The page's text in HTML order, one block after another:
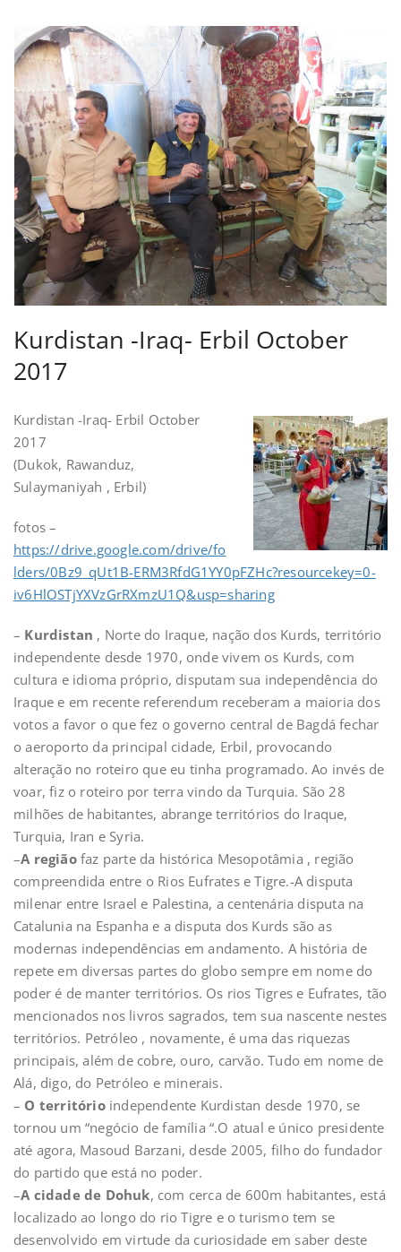
Kurdistan -Iraq- Erbil October
2017
Kurdistan -Iraq- Erbil October
2017
(Dukok, Rawanduz,
Sulaymaniyah , Erbil)
fotos –
https://drive.google.com/drive/fo
lders/0Bz9_qUt1B-ERM3RfdG1YY0pFZHc?resourcekey=0-
iv6HlOSTjYXVzGrRXmzU1Q&usp=sharing
– Kurdistan , Norte do Iraque, nação dos Kurds, território
independente desde 1970, onde vivem os Kurds, com
cultura e idioma próprio, disputam sua independência do
Iraque e em recente referendum receberam a maioria dos
votos a favor o que fez o governo central de Bagdá fechar
o aeroporto da principal cidade, Erbil, provocando
alteração no roteiro que eu tinha programado. Ao invés de
voar, fiz o roteiro por terra vindo da Turquia. São 28
milhões de habitantes, abrange territórios do Iraque,
Turquia, Iran e Syria.
–A regiãofaz parte da histórica Mesopotâmia , região
compreendida entre o Rios Eufrates e Tigre.-A disputa
milenar entre Israel e Palestina, a centenária disputa na
Catalunia na Espanha e a disputa dos Kurds são as
modernas independências em andamento. A história de
repete em diversas partes do globo sempre em nome do
poder é de manter territórios. Os rios Tigres e Eufrates, tão
mencionados nos livros sagrados, tem sua nascente nestes
territórios. Petróleo , novamente, é uma das riquezas
principais, além de cobre, ouro, carvão. Tudo em nome de
Alá, digo, do Petróleo e minerais.
– O territórioindependente Kurdistan desde 1970, se
tornou um “negócio de família “.O atual e único presidente
até agora, Masoud Barzani, desde 2005, filho do fundador
do partido que está no poder.
–A cidade de Dohuk, com cerca de 600m habitantes, está
localizado ao longo do rio Tigre e o turismo tem se
desenvolvido em virtude da curiosidade em saber deste